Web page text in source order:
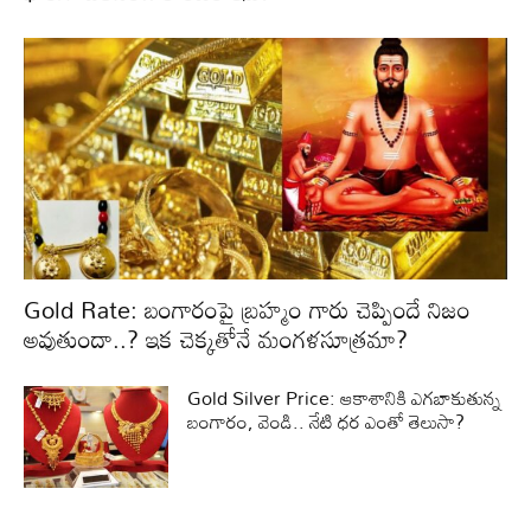
Gold Rate: బంగారంపై బ్రహ్మం గారు చెప్పిందే నిజం
అవుతుందా..? ఇక చెక్కతోనే మంగళసూత్రమా?
Gold Silver Price: ఆకాశానికి ఎగబాకుతున్న
బంగారం, వెండి.. నేటి ధర ఎంతో తెలుసా?